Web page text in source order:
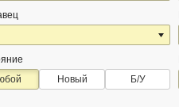
Новый Б/У